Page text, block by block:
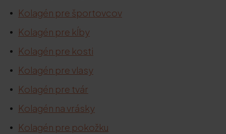
Kolagén pre športovcov
Kolagén pre kĺby
Kolagén pre kosti
Kolagén pre vlasy
Kolagén pre tvár
Kolagén na vrásky
Kolagén pre pokožku